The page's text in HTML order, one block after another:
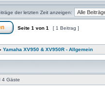
der letzten Zeit anzeigen:
Seite 1 von 1 [ 1 Beitrag ]
Yamaha XV950 & XV950R - Allgemein
4 Gäste